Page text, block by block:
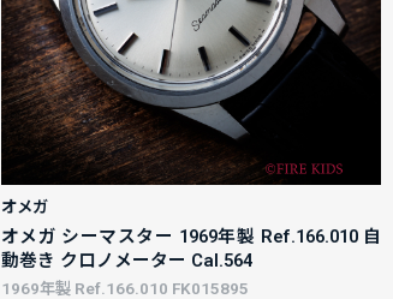
オメガ
オメガ シーマスター 1969年製 Ref.166.010 自
動巻き クロノメーター Cal.564
1969年製 Ref.166.010 FK015895